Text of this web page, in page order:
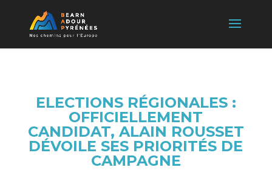
ELECTIONS RÉGIONALES :
OFFICIELLEMENT
CANDIDAT, ALAIN ROUSSET
DÉVOILE SES PRIORITÉS DE
CAMPAGNE